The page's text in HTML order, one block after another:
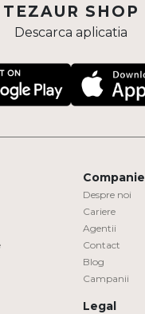
TEZAUR SHOP
Descarca aplicatia
Companie
Despre noi
Cariere
Agentii
Contact
Blog
Campanii
Legal